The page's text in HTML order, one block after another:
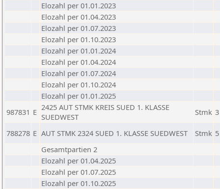
Elozahl per 01.01.2023
Elozahl per 01.04.2023
Elozahl per 01.07.2023
Elozahl per 01.10.2023
Elozahl per 01.01.2024
Elozahl per 01.04.2024
Elozahl per 01.07.2024
Elozahl per 01.10.2024
Elozahl per 01.01.2025
987831 E 2425 AUT STMK KREIS SUED 1. KLASSE
SUEDWEST
Stmk 3
788278 E AUT STMK 2324 SUED 1. KLASSE SUEDWEST Stmk 5
Gesamtpartien 2
Elozahl per 01.04.2025
Elozahl per 01.07.2025
Elozahl per 01.10.2025